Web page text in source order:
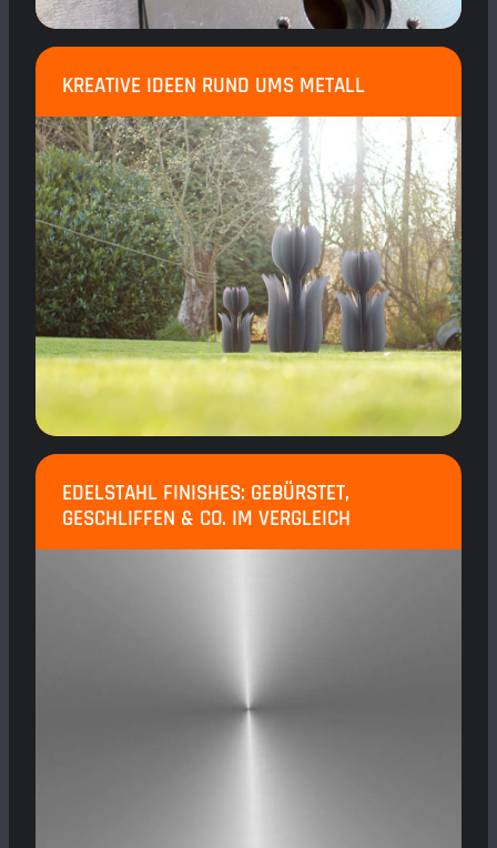
KREATIVE IDEEN RUND UMS METALL
EDELSTAHL FINISHES: GEBÜRSTET,
GESCHLIFFEN & CO. IM VERGLEICH